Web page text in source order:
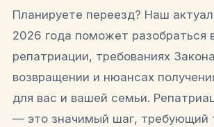
Планируете переезд? Наш
2026 года поможет разобраться
репатриации, требованиях
возвращении и нюансах
для вас и вашей семьи.
— это значимый шаг, требующий